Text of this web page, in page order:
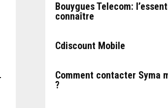
Bouygues Telecom:
connaître
Cdiscount Mobile
Comment contacter Syma
?